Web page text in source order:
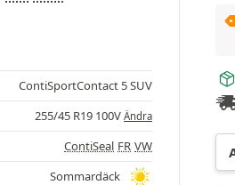
ContiSportContact 5 SUV
255/45 R19 100V Ändra
ContiSeal FR VW
Sommardäck